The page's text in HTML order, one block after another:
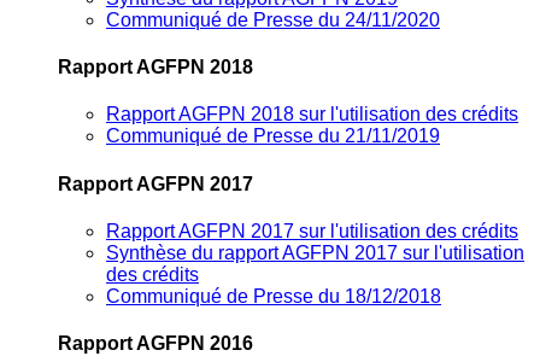
Communiqué de Presse du 24/11/2020
Rapport AGFPN 2018
Rapport AGFPN 2018 sur l'utilisation des crédits
Communiqué de Presse du 21/11/2019
Rapport AGFPN 2017
Rapport AGFPN 2017 sur l'utilisation des crédits
Synthèse du rapport AGFPN 2017 sur l'utilisation
des crédits
Communiqué de Presse du 18/12/2018
Rapport AGFPN 2016